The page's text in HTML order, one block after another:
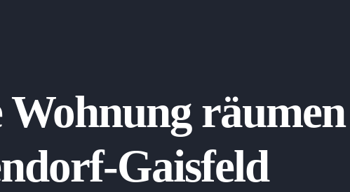
Wohnung
Gaisfeld